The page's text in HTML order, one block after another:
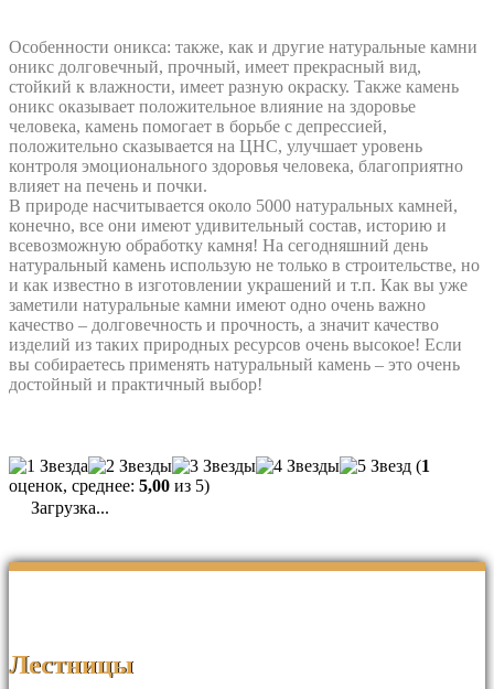
Особенности оникса: также, как и другие натуральные камни
оникс долговечный, прочный, имеет прекрасный вид,
стойкий к влажности, имеет разную окраску. Также камень
оникс оказывает положительное влияние на здоровье
человека, камень помогает в борьбе с депрессией,
положительно сказывается на ЦНС, улучшает уровень
контроля эмоционального здоровья человека, благоприятно
влияет на печень и почки.
В природе насчитывается около 5000 натуральных камней,
конечно, все они имеют удивительный состав, историю и
всевозможную обработку камня! На сегодняшний день
натуральный камень использую не только в строительстве, но
и как известно в изготовлении украшений и т.п. Как вы уже
заметили натуральные камни имеют одно очень важно
качество – долговечность и прочность, а значит качество
изделий из таких природных ресурсов очень высокое! Если
вы собираетесь применять натуральный камень – это очень
достойный и практичный выбор!
(1
оценок, среднее: 5,00 из 5)
Загрузка...
Лестницы